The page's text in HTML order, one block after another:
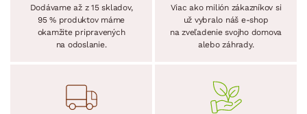
Dodávame až z 15 skladov,
95 % produktov máme
okamžite pripravených
na odoslanie.
Viac ako milión zákazníkov si
už vybralo náš e-shop
na zveľadenie svojho domova
alebo záhrady.